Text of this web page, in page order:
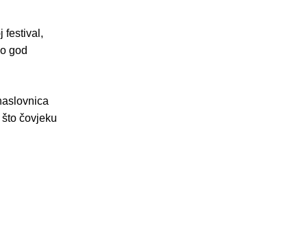
festival,
god
čovjeku